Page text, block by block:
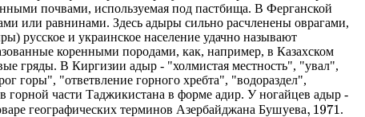
почвами, используемая под пастбища. В Ферганской
или равнинами. Здесь адыры сильно расчленены оврагами,
русское и украинское население удачно называют
коренными породами, как, например, в Казахском
гряды. В Киргизии адыр - "холмистая местность", "увал",
горы", "ответвление горного хребта", "водораздел",
горной части Таджикистана в форме адир. У ногайцев адыр -
географических терминов Азербайджана Бушуева
Бушуева,1971 .